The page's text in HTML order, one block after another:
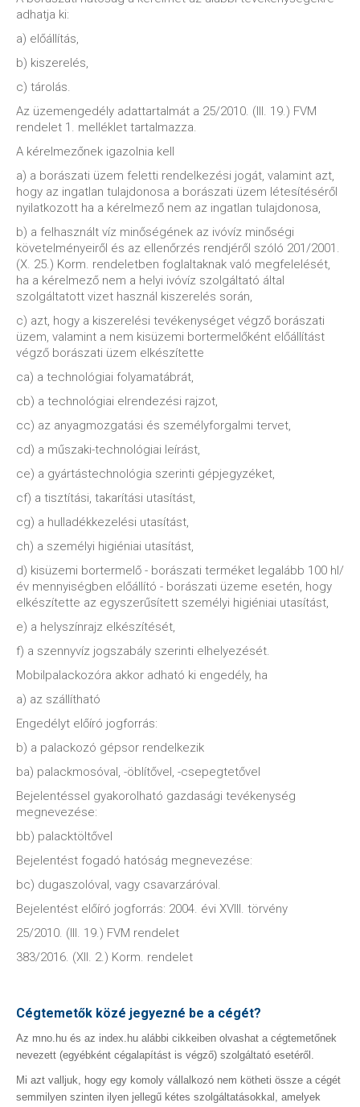
adhatja ki:
a) előállítás,
b) kiszerelés,
c) tárolás.
Az üzemengedély adattartalmát a 25/2010. (III. 19.) FVM
rendelet 1. melléklet tartalmazza.
A kérelmezőnek igazolnia kell
a) a borászati üzem feletti rendelkezési jogát, valamint azt,
hogy az ingatlan tulajdonosa a borászati üzem létesítéséről
nyilatkozott ha a kérelmező nem az ingatlan tulajdonosa,
b) a felhasznált víz minőségének az ivóvíz minőségi
követelményeiről és az ellenőrzés rendjéről szóló 201/2001.
(X. 25.) Korm. rendeletben foglaltaknak való megfelelését,
ha a kérelmező nem a helyi ivóvíz szolgáltató által
szolgáltatott vizet használ kiszerelés során,
c) azt, hogy a kiszerelési tevékenységet végző borászati
üzem, valamint a nem kisüzemi bortermelőként előállítást
végző borászati üzem elkészítette
ca) a technológiai folyamatábrát,
cb) a technológiai elrendezési rajzot,
cc) az anyagmozgatási és személyforgalmi tervet,
cd) a műszaki-technológiai leírást,
ce) a gyártástechnológia szerinti gépjegyzéket,
cf) a tisztítási, takarítási utasítást,
cg) a hulladékkezelési utasítást,
ch) a személyi higiéniai utasítást,
d) kisüzemi bortermelő - borászati terméket legalább 100 hl/
év mennyiségben előállító - borászati üzeme esetén, hogy
elkészítette az egyszerűsített személyi higiéniai utasítást,
e) a helyszínrajz elkészítését,
f) a szennyvíz jogszabály szerinti elhelyezését.
Mobilpalackozóra akkor adható ki engedély, ha
a) az szállítható
Engedélyt előíró jogforrás:
b) a palackozó gépsor rendelkezik
ba) palackmosóval, -öblítővel, -csepegtetővel
Bejelentéssel gyakorolható gazdasági tevékenység
megnevezése:
bb) palacktöltővel
Bejelentést fogadó hatóság megnevezése:
bc) dugaszolóval, vagy csavarzáróval.
Bejelentést előíró jogforrás: 2004. évi XVIII. törvény
25/2010. (III. 19.) FVM rendelet
383/2016. (XII. 2.) Korm. rendelet
Cégtemetők közé jegyezné be a cégét?
Az mno.hu és az index.hu alábbi cikkeiben olvashat a cégtemetőnek
nevezett (egyébként cégalapítást is végző) szolgáltató esetéről.
Mi azt valljuk, hogy egy komoly vállalkozó nem kötheti össze a cégét
semmilyen szinten ilyen jellegű kétes szolgáltatásokkal, amelyek